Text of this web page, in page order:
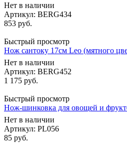
Нет в наличии
Артикул: BERG434
853 руб.
Быстрый просмотр
Нож сантоку 17см Leo (мятного
Нет в наличии
Артикул: BERG452
1 175 руб.
Быстрый просмотр
Нож-шинковка для овощей и
Нет в наличии
Артикул: PL056
85 руб.